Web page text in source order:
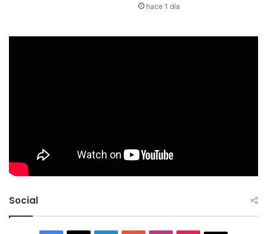
hace 1 día
Social